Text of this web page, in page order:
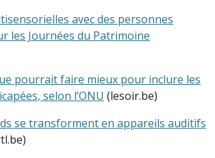
avec des personnes
les Journées du Patrimoine
pourrait faire mieux pour inclure les
selon l’ONU (lesoir.be)
se transforment en appareils auditifs